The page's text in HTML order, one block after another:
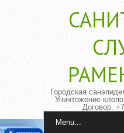
Городская
Уничтожение
Договор.
Menu...